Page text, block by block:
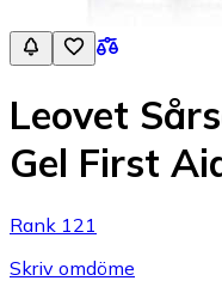
Leovet
Gel First
Rank 121
Skriv omdöme